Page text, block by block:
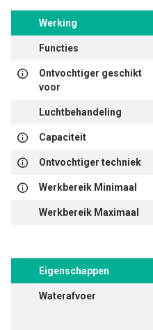
Werking
Functies
Ontvochtiger geschikt
voor
Luchtbehandeling
Capaciteit
Ontvochtiger techniek
Werkbereik Minimaal
Werkbereik Maximaal
Eigenschappen
Waterafvoer